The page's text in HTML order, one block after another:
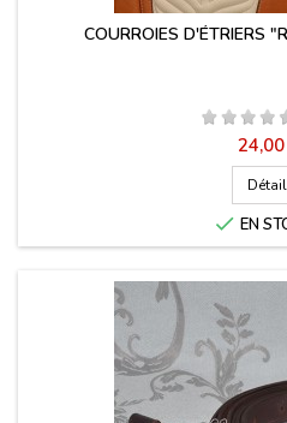
COURROIES D'ÉTRIERS
Prix
 EN